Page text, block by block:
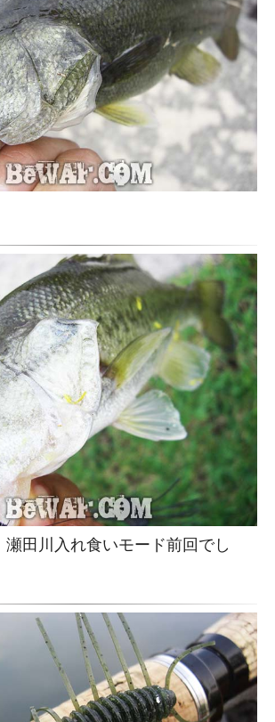
瀬田川入れ食いモード前回でし